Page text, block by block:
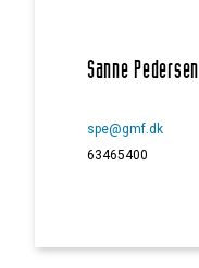
Sanne Pedersen
spe@gmf.dk
63465400